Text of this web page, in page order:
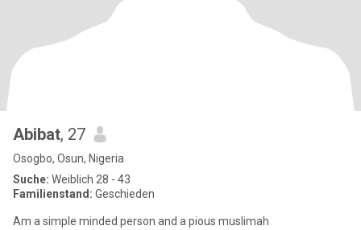
Abibat, 27
Osogbo, Osun, Nigeria
Suche: Weiblich 28 - 43
Familienstand: Geschieden
Am a simple minded person and a pious muslimah